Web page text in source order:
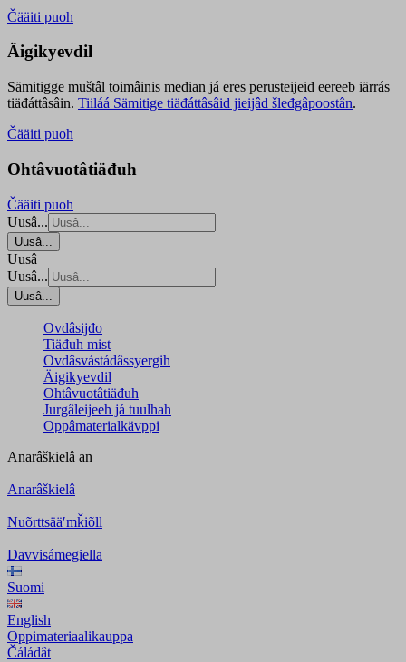
Čääiti puoh
Äigikyevdil
Sämitigge muštâl toimâinis median já eres perusteijeid eereeb iärrás
tiäđáttâsâin. Tiiláá Sämitige tiäđáttâsâid jieijâd šleđgâpoostân.
Čääiti puoh
Ohtâvuotâtiäđuh
Čääiti puoh
Uusâ...
Uusâ...
Uusâ
Uusâ...
Uusâ...
Ovdâsijđo
Tiäđuh mist
Ovdâsvástádâssyergih
Äigikyevdil
Ohtâvuotâtiäđuh
Jurgâleijeeh já tuulhah
Oppâmaterialkävppi
Anarâškielâ an
Anarâškielâ
Nuõrttsääʹmǩiõll
Davvisámegiella
Suomi
English
Oppimateriaalikauppa
Čáládât